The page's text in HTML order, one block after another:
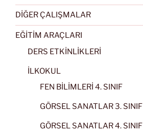
DİĞER ÇALIŞMALAR
EĞİTİM ARAÇLARI
DERS ETKİNLİKLERİ
İLKOKUL
FEN BİLİMLERİ 4. SINIF
GÖRSEL SANATLAR 3. SINIF
GÖRSEL SANATLAR 4. SINIF